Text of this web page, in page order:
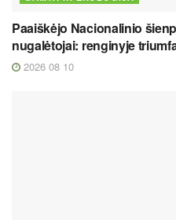
Paaiškėjo Nacionalinio
nugalėtojai: renginyje
2026 08 10